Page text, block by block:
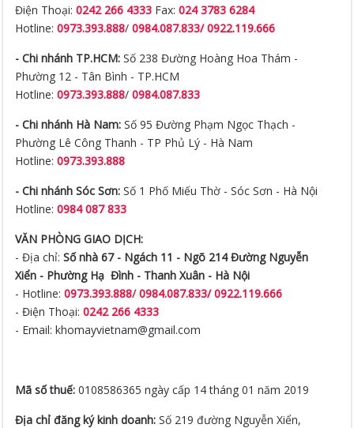
Điện Thoại:0242 266 4333 Fax:024 3783 6284
Hotline:0973.393.888/0984.087.833/ 0922.119.666
- Chi nhánh TP.HCM: Số 238 Đường Hoàng Hoa Thám -
Phường 12 - Tân Bình - TP.HCM
Hotline:0973.393.888/0984.087.833
- Chi nhánh Hà Nam: Số 95 Đường Phạm Ngọc Thạch -
Phường Lê Công Thanh - TP Phủ Lý - Hà Nam
Hotline:0973.393.888
- Chi nhánh Sóc Sơn: Số 1 Phố Miếu Thờ - Sóc Sơn - Hà Nội
Hotline:0984 087 833
VĂN PHÒNG GIAO DỊCH:
- Địa chỉ:Số nhà 67 - Ngách 11 - Ngõ 214 Đường Nguyễn
Xiển - Phường Hạ Đình - Thanh Xuân - Hà Nội
- Hotline:0973.393.888/ 0984.087.833/ 0922.119.666
- Điện Thoại:0242 266 4333
- Email: khomayvietnam@gmail.com
Mã số thuế:0108586365 ngày cấp 14 tháng 01 năm 2019
Địa chỉ đăng ký kinh doanh:Số 219 đường Nguyễn Xiển,